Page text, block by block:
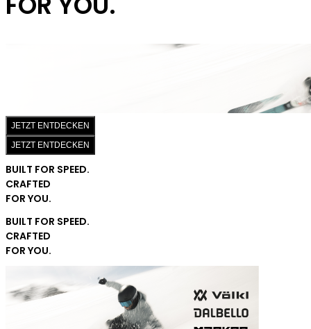
JETZT ENTDECKEN
JETZT ENTDECKEN
BUILT FOR SPEED.
CRAFTED
FOR YOU.
BUILT FOR SPEED.
CRAFTED
FOR YOU.